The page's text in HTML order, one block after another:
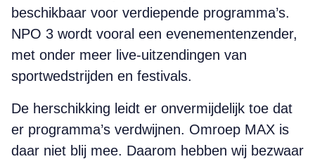
beschikbaar voor verdiepende programma’s.
NPO 3 wordt vooral een evenementenzender,
met onder meer live-uitzendingen van
sportwedstrijden en festivals.
De herschikking leidt er onvermijdelijk toe dat
er programma’s verdwijnen. Omroep MAX is
daar niet blij mee. Daarom hebben wij bezwaar